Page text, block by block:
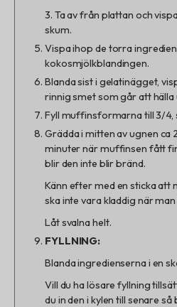
3. Ta av från plattan och
skum.
Vispa ihop de torra
kokosmjölkblandingen.
Blanda sist i gelatinägget,
rinnig smet som går att hälla
Fyll muffinsformarna till 3/4,
Grädda i mitten av ugnen ca
minuter när muffinsen fått
blir den inte blir bränd.
Känn efter med en sticka att
ska inte vara kladdig när
Låt svalna helt.
FYLLNING:
Blanda ingredienserna i en
Vill du ha lösare fyllning
du in den i kylen till senare